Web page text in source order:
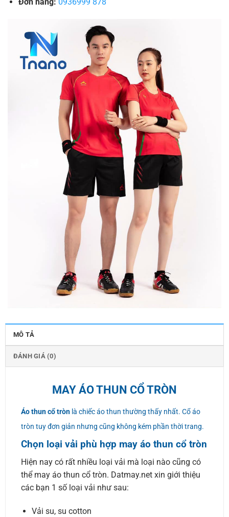
MÔ TẢ
ĐÁNH GIÁ (0)
MAY ÁO THUN CỔ TRÒN
Áo thun cổ trònlà chiếc áo thun thường thấy nhất. Cổ áo
tròn tuy đơn giản nhưng cũng không kém phần thời trang.
Chọn loại vải phù hợp may áo thun cổ tròn
Hiện nay có rất nhiều loại vải mà loại nào cũng có
thể may áo thun cổ tròn. Datmay.net xin giới thiệu
các bạn 1 số loại vải như sau:
Vải su, su cotton